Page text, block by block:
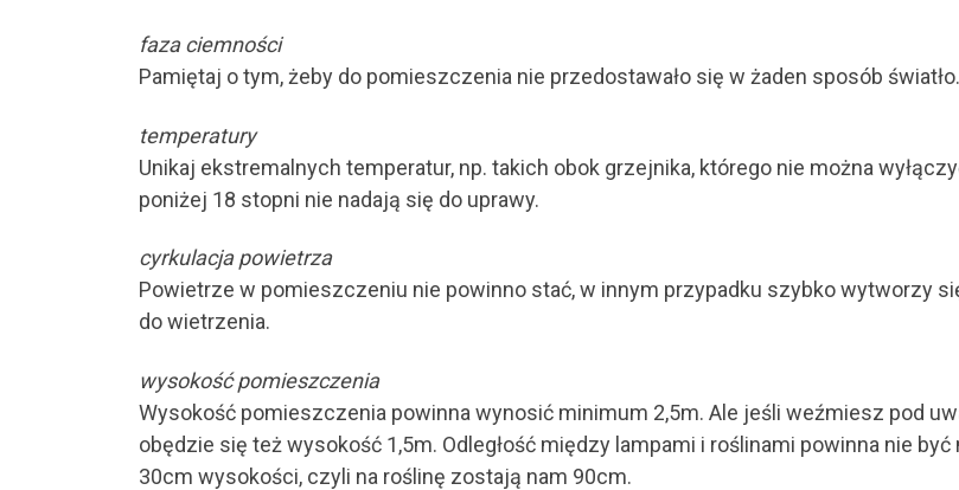
faza ciemności
Pamiętaj o tym, żeby do pomieszczenia nie przedostawało się w żaden sposób światło.
temperatury
Unikaj ekstremalnych temperatur, np. takich obok grzejnika, którego nie można
poniżej 18 stopni nie nadają się do uprawy.
cyrkulacja powietrza
Powietrze w pomieszczeniu nie powinno stać, w innym przypadku szybko wytworzy
do wietrzenia.
wysokość pomieszczenia
Wysokość pomieszczenia powinna wynosić minimum 2,5m. Ale jeśli weźmiesz pod
obędzie się też wysokość 1,5m. Odległość między lampami i roślinami powinna nie
30cm wysokości, czyli na roślinę zostają nam 90cm.